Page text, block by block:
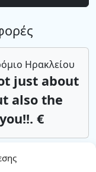
Ηρακλείου
just about
also the
€